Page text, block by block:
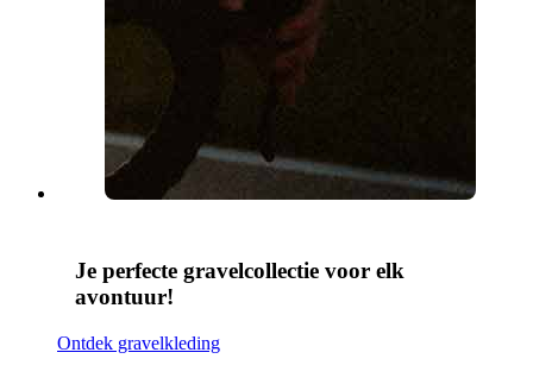
Je perfecte gravelcollectie voor elk
avontuur!
Ontdek gravelkleding